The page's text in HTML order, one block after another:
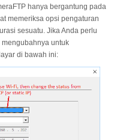
hanya bergantung pada
memeriksa opsi pengaturan
sesuatu. Jika Anda perlu
untuk
di bawah ini: